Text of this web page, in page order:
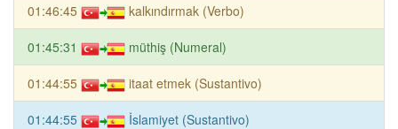
01:46:45 kalkındırmak (Verbo)
01:45:31 müthiş (Numeral)
01:44:55 itaat etmek (Sustantivo)
01:44:55 İslamiyet (Sustantivo)